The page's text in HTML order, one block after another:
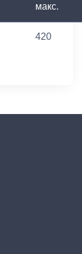
макс.
420